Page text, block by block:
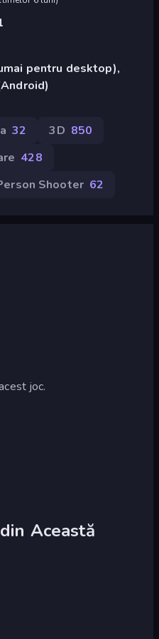
pentru desktop),
32 3D 850
428
Shooter 62
joc.
Această